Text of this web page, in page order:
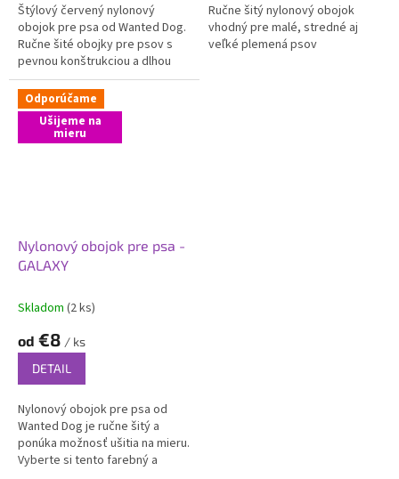
Štýlový červený nylonový
obojok pre psa od Wanted Dog.
Ručne šité obojky pre psov s
pevnou konštrukciou a dlhou
životnosťou.
Ručne šitý nylonový obojok
vhodný pre malé, stredné aj
veľké plemená psov
Odporúčame
Ušijeme na
mieru
Nylonový obojok pre psa -
GALAXY
Skladom (2 ks)
od €8 / ks
DETAIL
Nylonový obojok pre psa od
Wanted Dog je ručne šitý a
ponúka možnosť ušitia na mieru.
Vyberte si tento farebný a